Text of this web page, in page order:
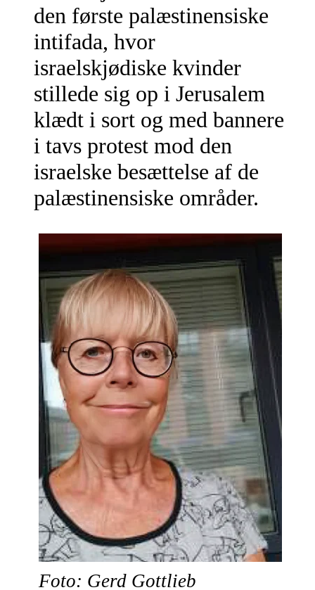
den første palæstinensiske
intifada, hvor
israelskjødiske kvinder
stillede sig op i Jerusalem
klædt i sort og med bannere
i tavs protest mod den
israelske besættelse af de
palæstinensiske områder.
Foto: Gerd Gottlieb